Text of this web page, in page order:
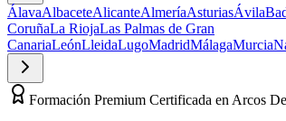
ÁlavaAlbaceteAlicanteAlmeríaAsturiasÁvila
CoruñaLa RiojaLas Palmas de Gran
CanariaLeónLleidaLugoMadridMálagaMurcia
Formación Premium Certificada en Arcos